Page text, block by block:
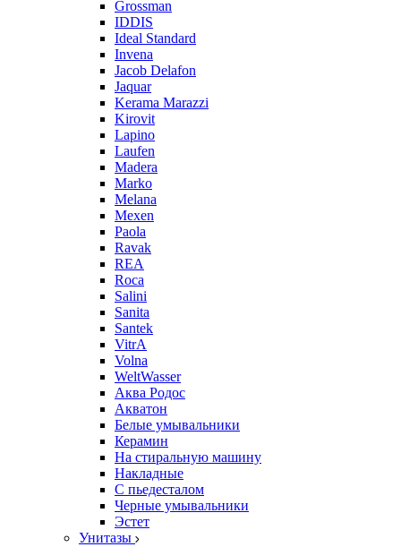
Grossman
IDDIS
Ideal Standard
Invena
Jacob Delafon
Jaquar
Kerama Marazzi
Kirovit
Lapino
Laufen
Madera
Marko
Melana
Mexen
Paola
Ravak
REA
Roca
Salini
Sanita
Santek
VitrA
Volna
WeltWasser
Аква Родос
Акватон
Белые умывальники
Керамин
На стиральную машину
Накладные
С пьедесталом
Черные умывальники
Эстет
Унитазы